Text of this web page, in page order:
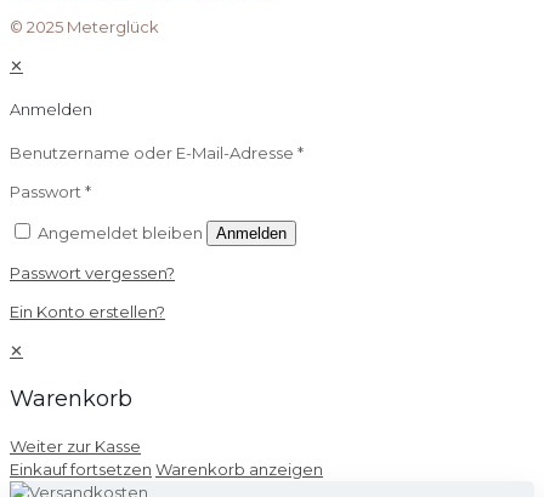
© 2025 Meterglück
✕
Anmelden
Benutzername oder E-Mail-Adresse *
Passwort *
Angemeldet bleiben Anmelden
Passwort vergessen?
Ein Konto erstellen?
✕
Warenkorb
Weiter zur Kasse
Einkauf fortsetzen Warenkorb anzeigen